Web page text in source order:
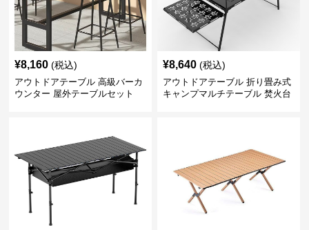
¥8,160 (税込)
アウトドアテーブル 高級バーカ
ウンター 屋外テーブルセット
¥8,640 (税込)
アウトドアテーブル 折り畳み式
キャンプマルチテーブル 焚火台